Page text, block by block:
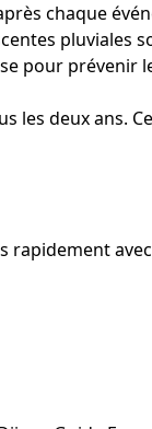
chaque
pluviales
pour prévenir
deux ans.
rapidement